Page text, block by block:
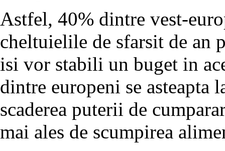
Astfel, 40% dintre vest-
cheltuielile de sfarsit de an
isi vor stabili un buget in
dintre europeni se asteapta
scaderea puterii de
mai ales de scumpirea